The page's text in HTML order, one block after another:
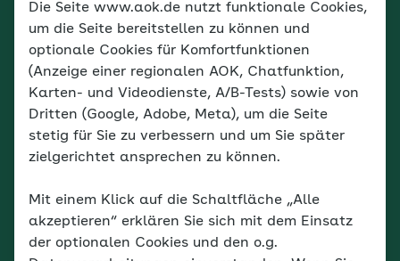
Herzlich willkommen
beimFamiliencoach
Kinderängste.
Die Seite www.aok.de nutzt funktionale Cookies,
um die Seite bereitstellen zu können und
optionale Cookies für Komfortfunktionen
(Anzeige einer regionalen AOK, Chatfunktion,
Karten- und Videodienste, A/B-Tests) sowie von
Dritten (Google, Adobe, Meta), um die Seite
stetig für Sie zu verbessern und um Sie später
zielgerichtet ansprechen zu können.
Mit einem Klick auf die Schaltfläche „Alle
akzeptieren“ erklären Sie sich mit dem Einsatz
der optionalen Cookies und den o.g.